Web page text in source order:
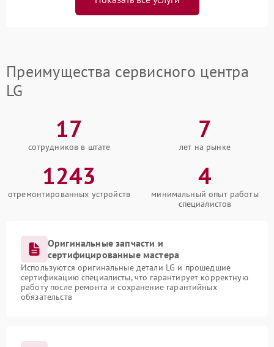
Преимущества сервисного центра
LG
17
сотрудников в штате
7
лет на рынке
1243
отремонтированных устройств
4
минимальный опыт работы
специалистов
Оригинальные запчасти и
сертифицированные мастера
Используются оригинальные детали LG и прошедшие
сертификацию специалисты, что гарантирует корректную
работу после ремонта и сохранение гарантийных
обязательств